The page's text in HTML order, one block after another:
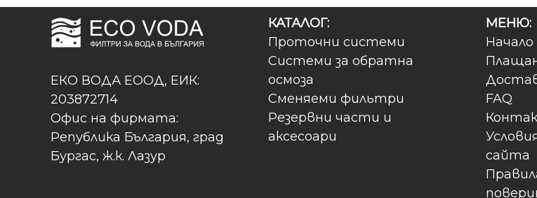
ЕКО ВОДА ЕООД, ЕИК:
203872714
Офис на фирмата:
Република България, град
Бургас, ж.к. Лазур
КАТАЛОГ:
Проточни системи
Системи за обратна
осмоза
Сменяеми фильтри
Резервни части и
аксесоари
МЕНЮ:
Начало
FAQ
сайта